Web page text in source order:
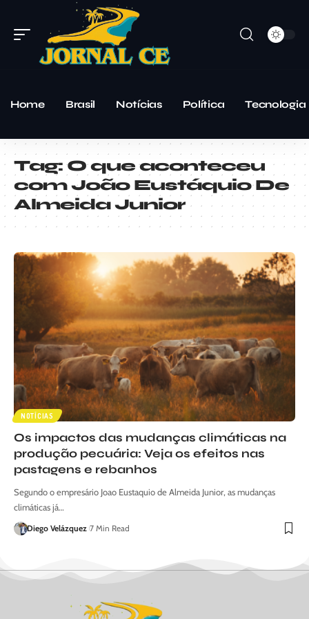
Home Brasil Notícias Política Tecnologia
Tag:O que aconteceu
com João Eustáquio De
Almeida Junior
NOTÍCIAS
Os impactos das mudanças climáticas na
produção pecuária: Veja os efeitos nas
pastagens e rebanhos
Segundo o empresário Joao Eustaquio de Almeida Junior, as mudanças
climáticas já…
Diego Velázquez 7 Min Read